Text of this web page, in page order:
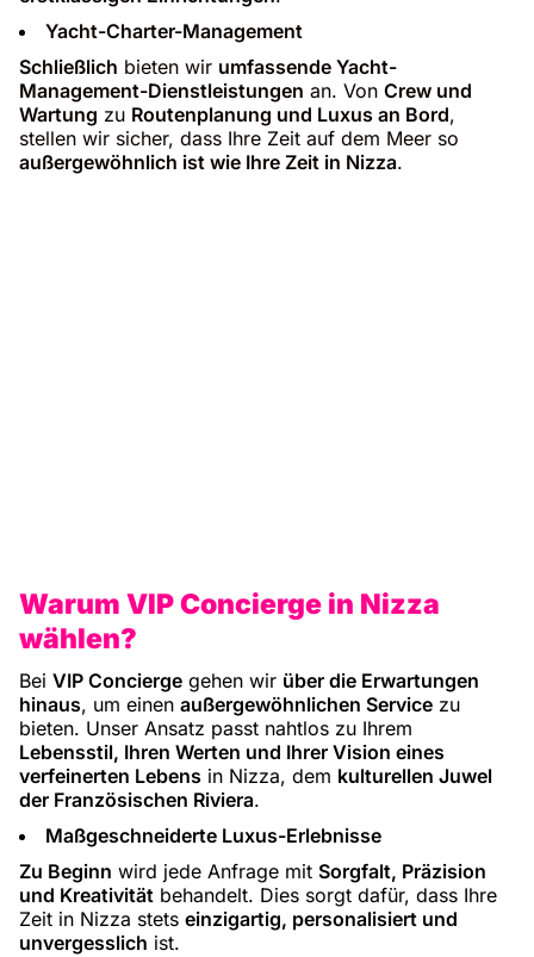
Yacht-Charter-Management
Schließlich bieten wir umfassende Yacht-
Management-Dienstleistungen an. Von Crew und
Wartung zu Routenplanung und Luxus an Bord,
stellen wir sicher, dass Ihre Zeit auf dem Meer so
außergewöhnlich ist wie Ihre Zeit in Nizza.
Warum VIP Concierge in Nizza
wählen?
Bei VIP Concierge gehen wir über die Erwartungen
hinaus, um einen außergewöhnlichen Service zu
bieten. Unser Ansatz passt nahtlos zu Ihrem
Lebensstil, Ihren Werten und Ihrer Vision eines
verfeinerten Lebens in Nizza, dem kulturellen Juwel
der Französischen Riviera.
Maßgeschneiderte Luxus-Erlebnisse
Zu Beginn wird jede Anfrage mit Sorgfalt, Präzision
und Kreativität behandelt. Dies sorgt dafür, dass Ihre
Zeit in Nizza stets einzigartig, personalisiert und
unvergesslich ist.